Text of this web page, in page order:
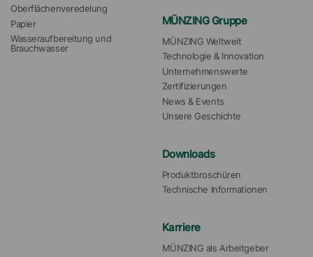
Oberflächenveredelung
Papier
Wasseraufbereitung und
Brauchwasser
MÜNZING Gruppe
MÜNZING Weltweit
Technologie & Innovation
Unternehmenswerte
Zertifizierungen
News & Events
Unsere Geschichte
Downloads
Produktbroschüren
Technische Informationen
Karriere
MÜNZING als Arbeitgeber